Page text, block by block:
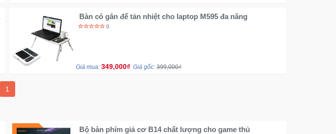
Bàn có gắn đế tản nhiệt cho laptop M595 đa năng
0
Giá mua: 349,000₫ Giá gốc: 399,000₫
1
Bộ bàn phím giả cơ B14 chất lượng cho game thủ